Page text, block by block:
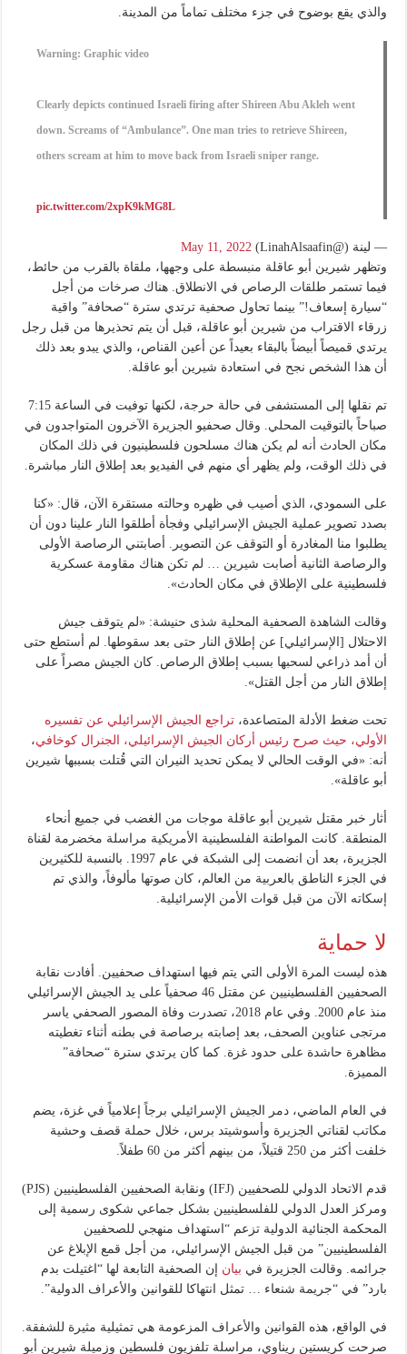
والذي يقع بوضوح في جزء مختلف تماماً من المدينة.
Warning: Graphic video
Clearly depicts continued Israeli firing after Shireen Abu Akleh went
down. Screams of “Ambulance”. One man tries to retrieve Shireen,
others scream at him to move back from Israeli sniper range.
pic.twitter.com/2xpK9kMG8L
— لينة (@LinahAlsaafin)
May 11, 2022
وتظهر شيرين أبو عاقلة منبسطة على وجهها، ملقاة بالقرب من حائط،
فيما تستمر طلقات الرصاص في الانطلاق. هناك صرخات من أجل
“سيارة إسعاف!” بينما تحاول صحفية ترتدي سترة “صحافة” واقية
زرقاء الاقتراب من شيرين أبو عاقلة، قبل أن يتم تحذيرها من قبل رجل
يرتدي قميصاً أبيضاً بالبقاء بعيداً عن أعين القناص، والذي يبدو بعد ذلك
أن هذا الشخص نجح في استعادة شيرين أبو عاقلة.
تم نقلها إلى المستشفى في حالة حرجة، لكنها توفيت في الساعة 7:15
صباحاً بالتوقيت المحلي. وقال صحفيو الجزيرة الآخرون المتواجدون في
مكان الحادث أنه لم يكن هناك مسلحون فلسطينيون في ذلك المكان
في ذلك الوقت، ولم يظهر أي منهم في الفيديو بعد إطلاق النار مباشرة.
على السمودي، الذي أصيب في ظهره وحالته مستقرة الآن، قال: «كنا
بصدد تصوير عملية الجيش الإسرائيلي وفجأة أطلقوا النار علينا دون أن
يطلبوا منا المغادرة أو التوقف عن التصوير. أصابتني الرصاصة الأولى
والرصاصة الثانية أصابت شيرين … لم تكن هناك مقاومة عسكرية
فلسطينية على الإطلاق في مكان الحادث».
وقالت الشاهدة الصحفية المحلية شذى حنيشة: «لم يتوقف جيش
الاحتلال [الإسرائيلي] عن إطلاق النار حتى بعد سقوطها. لم أستطع حتى
أن أمد ذراعي لسحبها بسبب إطلاق الرصاص. كان الجيش مصراً على
إطلاق النار من أجل القتل».
تحت ضغط الأدلة المتصاعدة،تراجع الجيش الإسرائيلي عن تفسيره
الأولي، حيث صرح رئيس أركان الجيش الإسرائيلي، الجنرال كوخافي،
أنه: «في الوقت الحالي لا يمكن تحديد النيران التي قُتلت بسببها شيرين
أبو عاقلة».
أثار خبر مقتل شيرين أبو عاقلة موجات من الغضب في جميع أنحاء
المنطقة. كانت المواطنة الفلسطينية الأمريكية مراسلة مخضرمة لقناة
الجزيرة، بعد أن انضمت إلى الشبكة في عام 1997. بالنسبة للكثيرين
في الجزء الناطق بالعربية من العالم، كان صوتها مألوفاً، والذي تم
إسكاته الآن من قبل قوات الأمن الإسرائيلية.
لا حماية
هذه ليست المرة الأولى التي يتم فيها استهداف صحفيين. أفادت نقابة
الصحفيين الفلسطينيين عن مقتل 46 صحفياً على يد الجيش الإسرائيلي
منذ عام 2000. وفي عام 2018، تصدرت وفاة المصور الصحفي ياسر
مرتجى عناوين الصحف، بعد إصابته برصاصة في بطنه أثناء تغطيته
مظاهرة حاشدة على حدود غزة. كما كان يرتدي سترة “صحافة”
المميزة.
في العام الماضي، دمر الجيش الإسرائيلي برجاً إعلامياً في غزة، يضم
مكاتب لقناتي الجزيرة وأسوشيتد برس، خلال حملة قصف وحشية
خلفت أكثر من 250 قتيلاً، من بينهم أكثر من 60 طفلاً.
قدم الاتحاد الدولي للصحفيين (IFJ) ونقابة الصحفيين الفلسطينيين (PJS)
ومركز العدل الدولي للفلسطينيين بشكل جماعي شكوى رسمية إلى
المحكمة الجنائية الدولية تزعم “استهداف منهجي للصحفيين
الفلسطينيين” من قبل الجيش الإسرائيلي، من أجل قمع الإبلاغ عن
جرائمه. وقالت الجزيرة في بيان إن الصحفية التابعة لها “اغتيلت بدم
بارد” في “جريمة شنعاء … تمثل انتهاكا للقوانين والأعراف الدولية”.
في الواقع، هذه القوانين والأعراف المزعومة هي تمثيلية مثيرة للشفقة.
صرحت كريستين ريناوي، مراسلة تلفزيون فلسطين وزميلة شيرين أبو